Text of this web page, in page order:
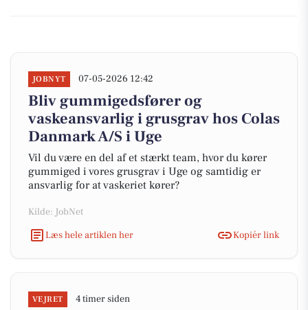
JOBNYT 07-05-2026 12:42
Bliv gummigedsfører og
vaskeansvarlig i grusgrav hos Colas
Danmark A/S i Uge
Vil du være en del af et stærkt team, hvor du kører
gummiged i vores grusgrav i Uge og samtidig er
ansvarlig for at vaskeriet kører?
Kilde: JobNet
Læs hele artiklen her
Kopiér link
VEJRET 4 timer siden